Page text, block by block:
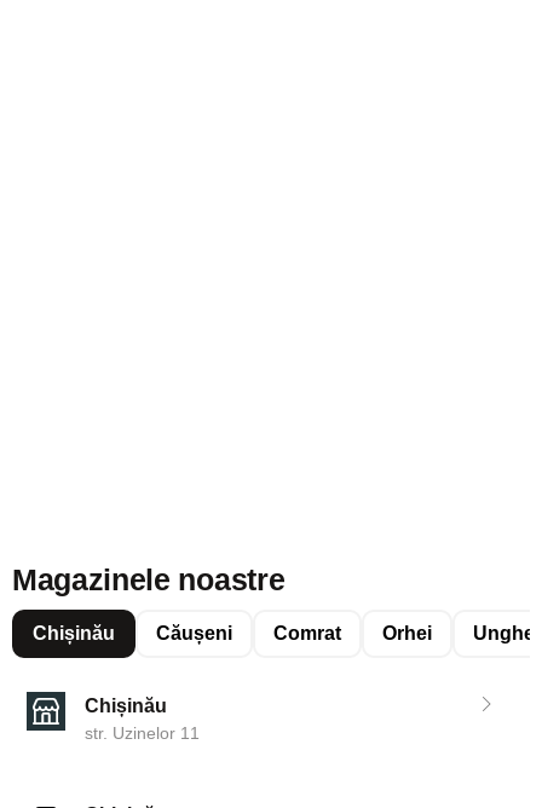
Magazinele noastre
Chișinău Căușeni Comrat Orhei
Chișinău
str. Uzinelor 11